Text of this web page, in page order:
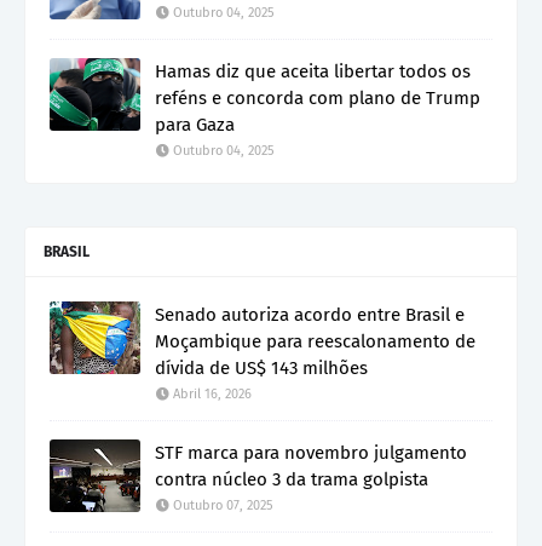
Outubro 04, 2025
Hamas diz que aceita libertar todos os
reféns e concorda com plano de Trump
para Gaza
Outubro 04, 2025
BRASIL
Senado autoriza acordo entre Brasil e
Moçambique para reescalonamento de
dívida de US$ 143 milhões
Abril 16, 2026
STF marca para novembro julgamento
contra núcleo 3 da trama golpista
Outubro 07, 2025